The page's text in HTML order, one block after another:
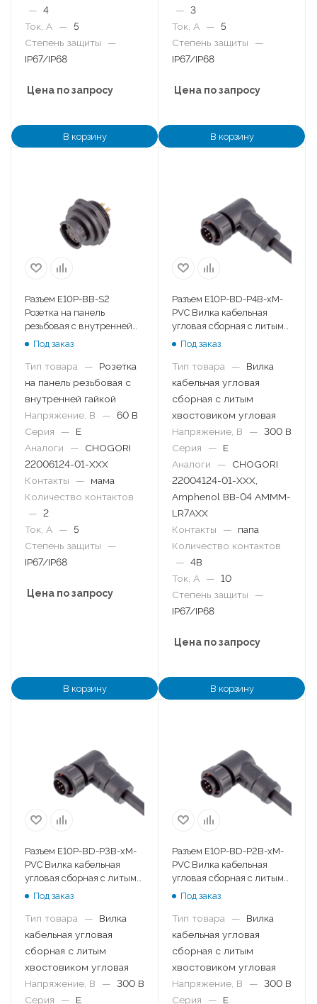
— 4
Ток, А
— 5
Степень защиты
—
IP67/IP68
Цена по запросу
В корзину
— 3
Ток, А
— 5
Степень защиты
—
IP67/IP68
Цена по запросу
В корзину
Разъем E10P-BB-S2
Розетка на панель
резьбовая с внутренней
гайкой
Под заказ
Тип товара —
Розетка
на панель резьбовая с
внутренней гайкой
Напряжение, В
— 60 В
Серия
—
E
Аналоги
—
CHOGORI
22006124-01-XXX
Контакты
—
мама
Количество контактов
— 2
Ток, А
— 5
Степень защиты
—
IP67/IP68
Цена по запросу
В корзину
Разъем E10P-BD-P4B-xM-
PVC Вилка кабельная
угловая сборная с литым
хвостовиком угловая
Под заказ
Тип товара —
Вилка
кабельная угловая
сборная с литым
хвостовиком угловая
Напряжение, В
— 300 В
Серия
—
E
Аналоги
—
CHOGORI
22004124-01-XXX,
Amphenol BB-04 AMMM-
LR7AXX
Контакты
—
папа
Количество контактов
— 4B
Ток, А
— 10
Степень защиты
—
IP67/IP68
Цена по запросу
В корзину
Разъем E10P-BD-P3B-xM-
PVC Вилка кабельная
угловая сборная с литым
хвостовиком угловая
Под заказ
Тип товара —
Вилка
кабельная угловая
сборная с литым
хвостовиком угловая
Напряжение, В
— 300 В
Серия
— E
Разъем E10P-BD-P2B-xM-
PVC Вилка кабельная
угловая сборная с литым
хвостовиком угловая
Под заказ
Тип товара —
Вилка
кабельная угловая
сборная с литым
хвостовиком угловая
Напряжение, В
— 300 В
Серия
— E